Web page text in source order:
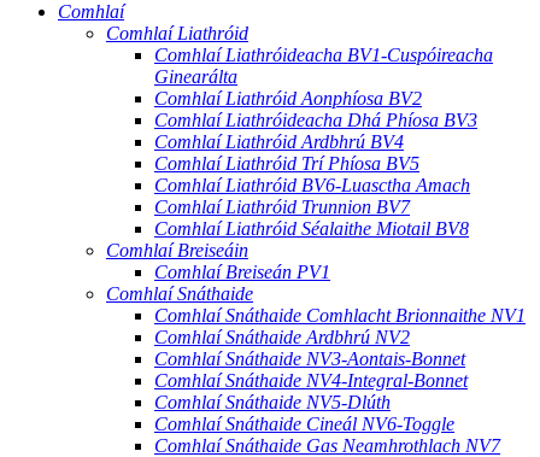
Comhlaí
Comhlaí Liathróid
Comhlaí Liathróideacha BV1-Cuspóireacha
Ginearálta
Comhlaí Liathróid Aonphíosa BV2
Comhlaí Liathróideacha Dhá Phíosa BV3
Comhlaí Liathróid Ardbhrú BV4
Comhlaí Liathróid Trí Phíosa BV5
Comhlaí Liathróid BV6-Luasctha Amach
Comhlaí Liathróid Trunnion BV7
Comhlaí Liathróid Séalaithe Miotail BV8
Comhlaí Breiseáin
Comhlaí Breiseán PV1
Comhlaí Snáthaide
Comhlaí Snáthaide Comhlacht Brionnaithe NV1
Comhlaí Snáthaide Ardbhrú NV2
Comhlaí Snáthaide NV3-Aontais-Bonnet
Comhlaí Snáthaide NV4-Integral-Bonnet
Comhlaí Snáthaide NV5-Dlúth
Comhlaí Snáthaide Cineál NV6-Toggle
Comhlaí Snáthaide Gas Neamhrothlach NV7